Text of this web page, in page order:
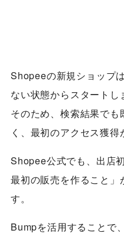
Shopeeの新規ショップ
ない状態からスタートし
そのため、検索結果で
く、最初のアクセス獲得
Shopee公式でも、出店
最初の販売を作ること」
す。
Bumpを活用することで、